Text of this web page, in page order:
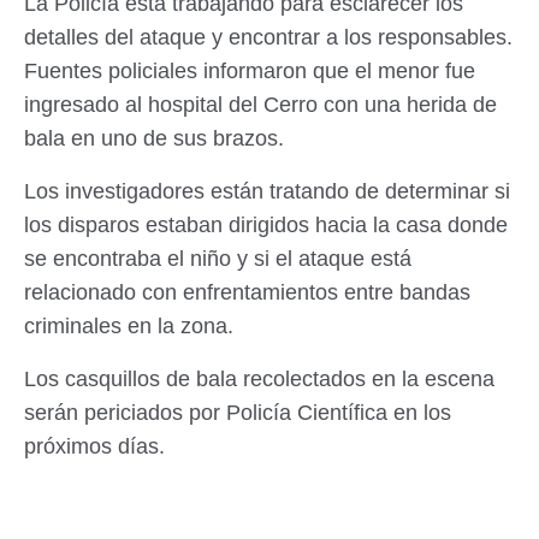
detalles del ataque y encontrar a los responsables.
Fuentes policiales informaron que el menor fue
ingresado al hospital del Cerro con una herida de
bala en uno de sus brazos.
Los investigadores están tratando de determinar si
los disparos estaban dirigidos hacia la casa donde
se encontraba el niño y si el ataque está
relacionado con enfrentamientos entre bandas
criminales en la zona.
Los casquillos de bala recolectados en la escena
serán periciados por Policía Científica en los
próximos días.